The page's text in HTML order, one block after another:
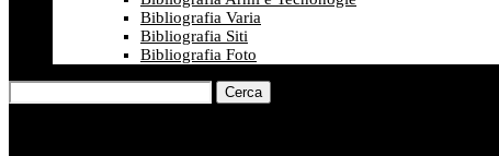
Bibliografia Varia
Bibliografia Siti
Bibliografia Foto
Cerca